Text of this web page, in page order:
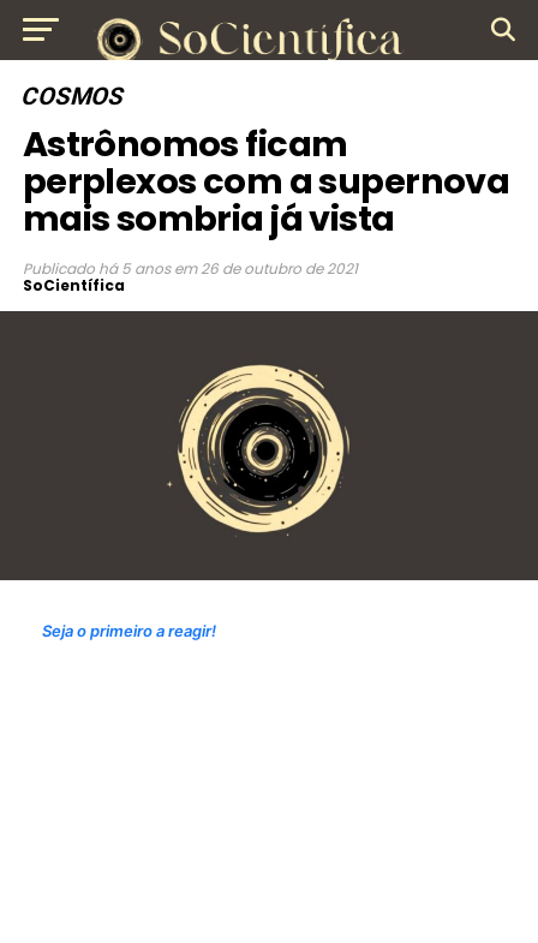
COSMOS
Astrônomos ficam
perplexos com a supernova
mais sombria já vista
Publicado há 5 anos em 26 de outubro de 2021
SoCientífica
Seja o primeiro a reagir!